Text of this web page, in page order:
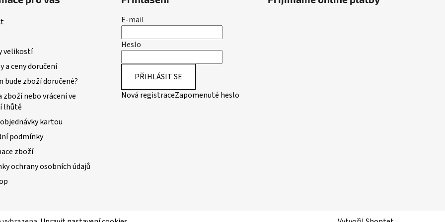
velikostí
a ceny doručení
bude zboží doručené?
zboží nebo vrácení ve
lhůtě
kartou
podmínky
zboží
ochrany osobních údajů
E-mail
Heslo
PŘIHLÁSIT SE
Nová registraceZapomenuté heslo